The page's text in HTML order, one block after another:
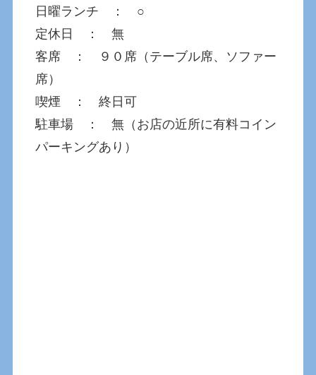
日曜ランチ ： ○
定休日 ： 無
客席 ： ９０席（テーブル席、ソファー
席）
喫煙 ： 終日可
駐車場 ： 無（お店の近所に有料コイン
パーキングあり）